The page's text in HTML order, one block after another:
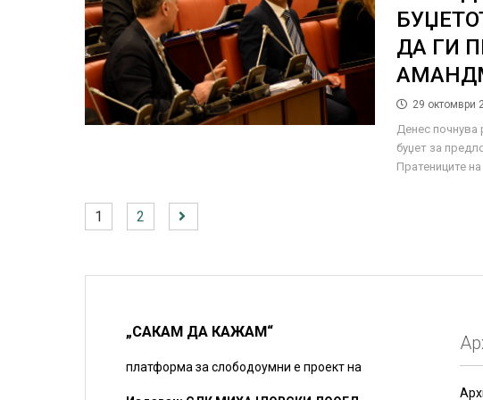
ДА ГИ
29 октомври
Денес почнува
буџет за
Пратениците на
1 2
„САКАМ ДА КАЖАМ“
платформа за слободоумни е проект на